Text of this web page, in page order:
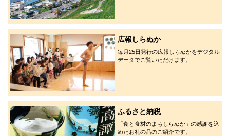
広報しらぬか
毎月25日発行の広報しらぬかをデジタル
データでご覧いただけます。
ふるさと納税
「食と食材のまちしらぬか」の感謝を込
めたお礼の品のご紹介です。